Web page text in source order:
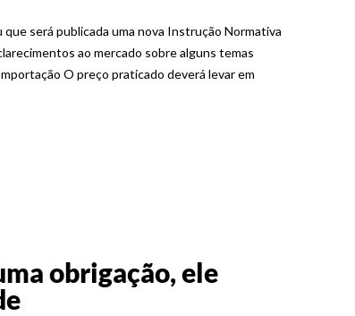
será publicada uma nova Instrução Normativa
ao mercado sobre alguns temas
O preço praticado deverá levar em
obrigação, ele